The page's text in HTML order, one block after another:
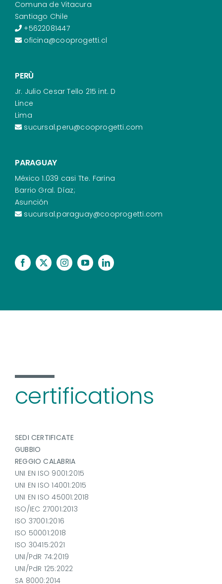
Comuna de Vitacura
Santiago Chile
+5622081447
oficina@cooprogetti.cl
PERÙ
Jr. Julio Cesar Tello 215 int. D
Lince
Lima
sucursal.peru@cooprogetti.com
PARAGUAY
México 1.039 casi Tte. Farina
Barrio Gral. Díaz;
Asunción
sucursal.paraguay@cooprogetti.com
certifications
SEDI CERTIFICATE
GUBBIO
REGGIO CALABRIA
UNI EN ISO 9001:2015
UNI EN ISO 14001:2015
UNI EN ISO 45001:2018
ISO/IEC 27001:2013
ISO 37001:2016
ISO 50001:2018
ISO 30415:2021
UNI/PdR 74:2019
UNI/PdR 125:2022
SA 8000:2014